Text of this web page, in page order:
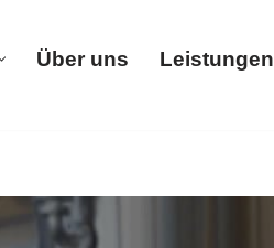
Über uns Leistungen